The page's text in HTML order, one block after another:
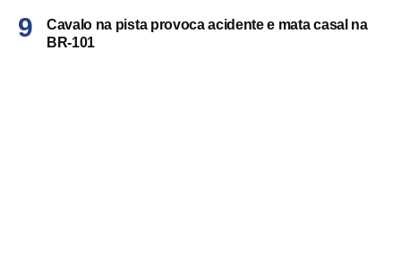
Cavalo na pista provoca acidente e mata casal na
BR-101